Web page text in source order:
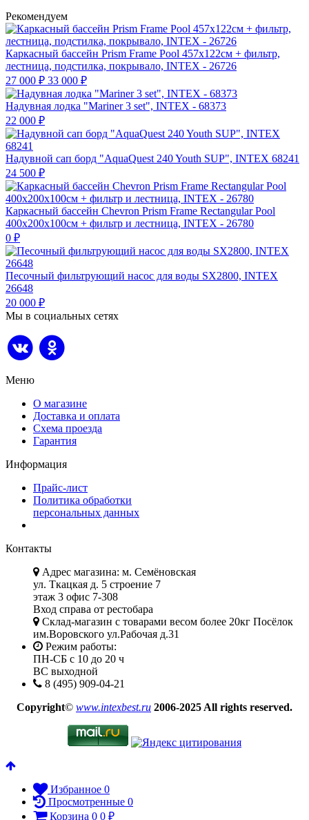
Рекомендуем
Каркасный бассейн Prism Frame Pool 457х122см + фильтр,
лестница, подстилка, покрывало, INTEX - 26726
27 000 ₽ 33 000 ₽
Надувная лодка "Mariner 3 set", INTEX - 68373
22 000 ₽
Надувной сап борд "AquaQuest 240 Youth SUP", INTEX 68241
24 500 ₽
Каркасный бассейн Chevron Prism Frame Rectangular Pool
400х200х100см + фильтр и лестница, INTEX - 26780
0 ₽
Песочный фильтрующий насос для воды SX2800, INTEX
26648
20 000 ₽
Мы в социальных сетях
Меню
О магазине
Доставка и оплата
Схема проезда
Гарантия
Информация
Прайс-лист
Политика обработки
персональных данных
Контакты
Адрес магазина: м. Семёновская
ул. Ткацкая д. 5 строение 7
этаж 3 офис 7-308
Вход справа от рестобара
Склад-магазин с товарами весом более 20кг Посёлок
им.Воровского ул.Рабочая д.31
Режим работы:
ПН-СБ с 10 до 20 ч
ВС выходной
8 (495) 909-04-21
Copyright© www.intexbest.ru 2006-2025 All rights reserved.
Избранное 0
Просмотренные 0
Корзина 0 0 ₽